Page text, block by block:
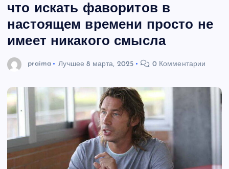
что искать фаворитов в
настоящем времени просто не
имеет никакого смысла
praima Лучшее 8 марта, 2025 0 Комментарии